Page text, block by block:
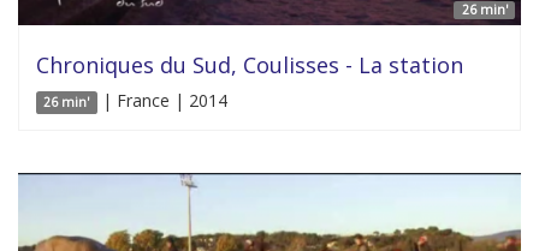
26 min'
Chroniques du Sud, Coulisses - La station
26 min' | France | 2014